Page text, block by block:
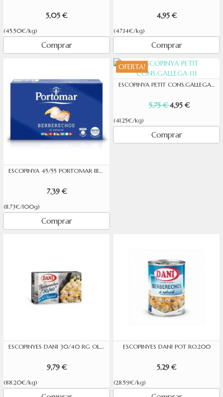
5,05 €
(45.50€/kg)
Comprar
4,95 €
(47.14€/kg)
Comprar
ESCOPINYA 45/55 PORTOMAR 111GR
7,39 €
(11.73€/100g)
Comprar
OFERTA!
ESCOPINYA PETIT CONS.GALLEGA 111
5,75 €4,95 €
(41.25€/kg)
Comprar
ESCOPINYES DANI 30/40 RG OL.120
9,79 €
(88.20€/kg)
ESCOPINYES DANI POT RO.200
5,29 €
(28.59€/kg)